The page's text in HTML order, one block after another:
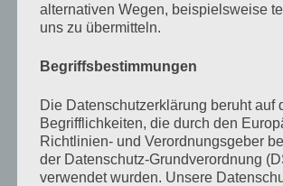
gewesen. In direkter Konfrontation auf
alles vollkommen egal, denn mit dem
Gleichgewicht. Lange war es mir ein
möglich war, das jemand wie Frau
Inbegriff von Grauen, so himmlische
alternativen Wegen, beispielsweise
uns zu übermitteln.
Begriffsbestimmungen
Die Datenschutzerklärung beruht auf
Begrifflichkeiten, die durch den
Richtlinien- und Verordnungsgeber
der Datenschutz-Grundverordnung
verwendet wurden. Unsere